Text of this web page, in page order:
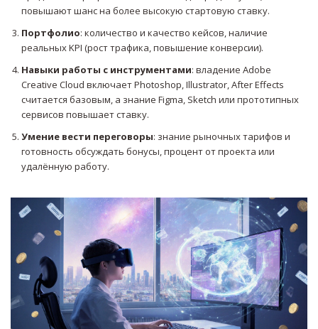
повышают шанс на более высокую стартовую ставку.
Портфолио: количество и качество кейсов, наличие
реальных KPI (рост трафика, повышение конверсии).
Навыки работы с инструментами: владение Adobe
Creative Cloud включает Photoshop, Illustrator, After Effects
считается базовым, а знание Figma, Sketch или прототипных
сервисов повышает ставку.
Умение вести переговоры: знание рыночных тарифов и
готовность обсуждать бонусы, процент от проекта или
удалённую работу.